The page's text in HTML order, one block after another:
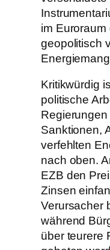
im
geopolitisch
Kritikwürdig
politische
Sanktionen,
verfehlten
nach oben.
EZB den
Zinsen
Verursacher
während
über teurere